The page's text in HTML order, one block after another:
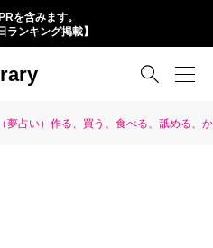
を含みます。
ランキング掲載】

夢占い）作る、買う、食べる、舐める、